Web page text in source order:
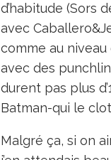
d’habitude (Sors
avec
comme au
avec des
durent pas plus
Batman-qui le
Malgré ça, si on